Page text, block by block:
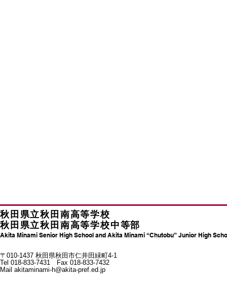
秋田県立秋田南高等学校
秋田県立秋田南高等学校中等部
Akita Minami Senior High School and Akita Minami “Chutobu” Junior High
〒010-1437 秋田県秋田市仁井田緑町4-1
Tel 018-833-7431 Fax 018-833-7432
Mail akitaminami-h@akita-pref.ed.jp